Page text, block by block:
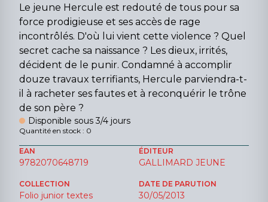
Le jeune Hercule est redouté de tous pour sa
force prodigieuse et ses accès de rage
incontrôlés. D'où lui vient cette violence ? Quel
secret cache sa naissance ? Les dieux, irrités,
décident de le punir. Condamné à accomplir
douze travaux terrifiants, Hercule parviendra-t-
il à racheter ses fautes et à reconquérir le trône
de son père ?
Disponible sous 3/4 jours
Quantité en stock : 0
EAN
9782070648719
ÉDITEUR
GALLIMARD JEUNE
COLLECTION
Folio junior textes
DATE DE PARUTION
30/05/2013